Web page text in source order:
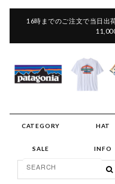
16時までのご注文で当日出
CATEGORY HAT
SALE INFO